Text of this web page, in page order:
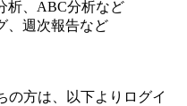
析、ABC分析など​
、週次報告など​
方は、以下よりログイ